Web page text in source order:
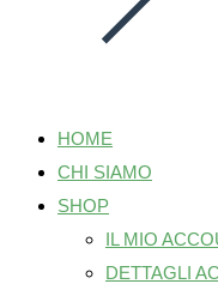
HOME
CHI SIAMO
SHOP
IL MIO
DETTAGLI